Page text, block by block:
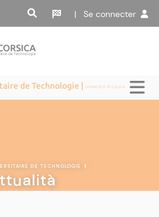
| Se connecter
de Technologie |Università di Corsica
DE TECHNOLOGIE |